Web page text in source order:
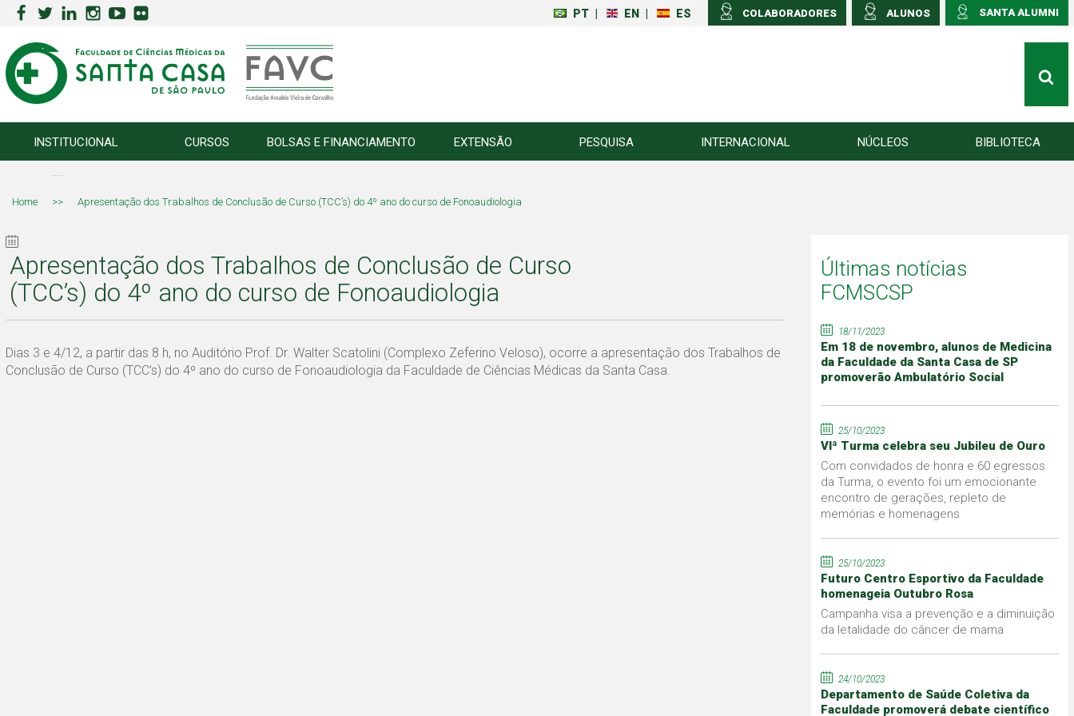
SANTA ALUMNI
ALUNOS
COLABORADORES
PT EN ES
INSTITUCIONAL CURSOS BOLSAS E FINANCIAMENTO EXTENSÃO PESQUISA INTERNACIONAL NÚCLEOS BIBLIOTECA
Home >> Apresentação dos Trabalhos de Conclusão de Curso (TCC’s) do 4º ano do curso de Fonoaudiologia
Apresentação dos Trabalhos de Conclusão de Curso
(TCC’s) do 4º ano do curso de Fonoaudiologia
Dias 3 e 4/12, a partir das 8 h, no Auditório Prof. Dr. Walter Scatolini (Complexo Zeferino Veloso), ocorre a apresentação dos Trabalhos de
Conclusão de Curso (TCC’s) do 4º ano do curso de Fonoaudiologia da Faculdade de Ciências Médicas da Santa Casa.
Últimas notícias
FCMSCSP
18/11/2023
Em 18 de novembro, alunos de Medicina
da Faculdade da Santa Casa de SP
promoverão Ambulatório Social
25/10/2023
VIª Turma celebra seu Jubileu de Ouro
Com convidados de honra e 60 egressos
da Turma, o evento foi um emocionante
encontro de gerações, repleto de
memórias e homenagens
25/10/2023
Futuro Centro Esportivo da Faculdade
homenageia Outubro Rosa
Campanha visa a prevenção e a diminuição
da letalidade do câncer de mama
24/10/2023
Departamento de Saúde Coletiva da
Faculdade promoverá debate científico